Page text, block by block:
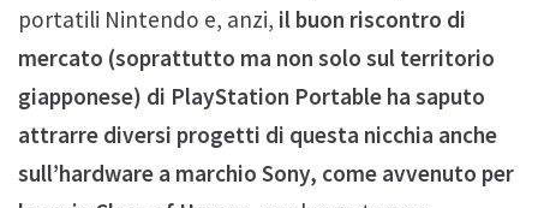
portatili Nintendo e, anzi, il buon riscontro di
mercato (soprattutto ma non solo sul territorio
giapponese) di PlayStation Portable ha saputo
attrarre diversi progetti di questa nicchia anche
sull’hardware a marchio Sony, come avvenuto per